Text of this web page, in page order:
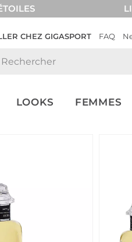
CHEZ GIGASPORT FAQ
LOOKS FEMMES